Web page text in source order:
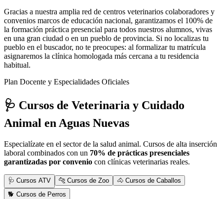
Gracias a nuestra amplia red de centros veterinarios colaboradores y
convenios marcos de educación nacional, garantizamos el 100% de
la formación práctica presencial para todos nuestros alumnos, vivas
en una gran ciudad o en un pueblo de provincia. Si no localizas tu
pueblo en el buscador, no te preocupes: al formalizar tu matrícula
asignaremos la clínica homologada más cercana a tu residencia
habitual.
Plan Docente y Especialidades Oficiales
🩺 Cursos de Veterinaria y Cuidado
Animal en Aguas Nuevas
Especialízate en el sector de la salud animal. Cursos de alta inserción
laboral combinados con un 70% de prácticas presenciales
garantizadas por convenio con clínicas veterinarias reales.
🩺 Cursos ATV 🐆 Cursos de Zoo
🐴 Cursos de Caballos
🐕 Cursos de Perros